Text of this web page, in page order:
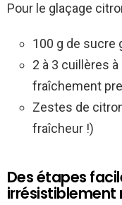
Pour le glaçage
100 g de sucre
2 à 3 cuillères
fraîchement
Zestes de
fraîcheur !)
Des étapes
irrésistiblement